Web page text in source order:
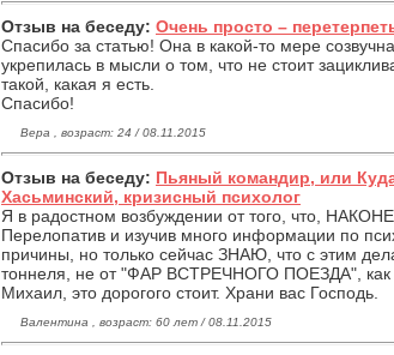
Отзыв на беседу: Очень просто –
Спасибо за статью! Она в какой-то мере
укрепилась в мысли о том, что не стоит
такой, какая я есть.
Спасибо!
Вера , возраст: 24 / 08.11.2015
Отзыв на беседу: Пьяный командир, или
Хасьминский, кризисный психолог
Я в радостном возбуждении от того, что,
Перелопатив и изучив много информации по
причины, но только сейчас ЗНАЮ, что с этим
тоннеля, не от "ФАР ВСТРЕЧНОГО ПОЕЗДА",
Михаил, это дорогого стоит. Храни вас Господь.
Валентина , возраст: 60 лет / 08.11.2015